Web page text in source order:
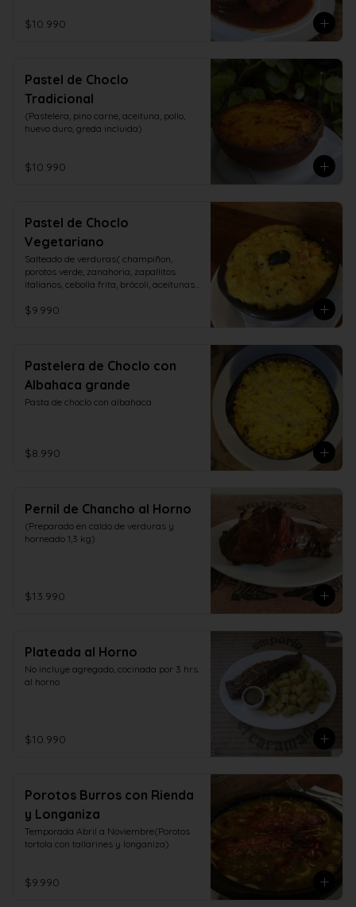
$10.990
Pastel de Choclo
Tradicional
(Pastelera, pino carne, aceituna, pollo,
huevo duro, greda incluida)
$10.990
Pastel de Choclo
Vegetariano
Salteado de verduras( champiñon,
porotos verde, zanahoria, zapallitos
italianos, cebolla frita, brócoli, aceitunas,
$9.990
Pastelera de Choclo con
Albahaca grande
Pasta de choclo con albahaca
$8.990
Pernil de Chancho al Horno
(Preparado en caldo de verduras y
horneado 1,3 kg)
$13.990
Plateada al Horno
No incluye agregado, cocinada por 3 hrs.
al horno
$10.990
Porotos Burros con Rienda
y Longaniza
Temporada Abril a Noviembre(Porotos
tortola con tallarines y longaniza)
$9.990